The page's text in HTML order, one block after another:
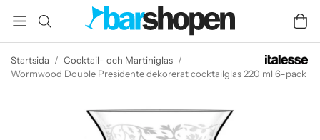
Startsida / Cocktail- och Martiniglas /
Wormwood Double Presidente dekorerat cocktailglas 220 ml 6-pack